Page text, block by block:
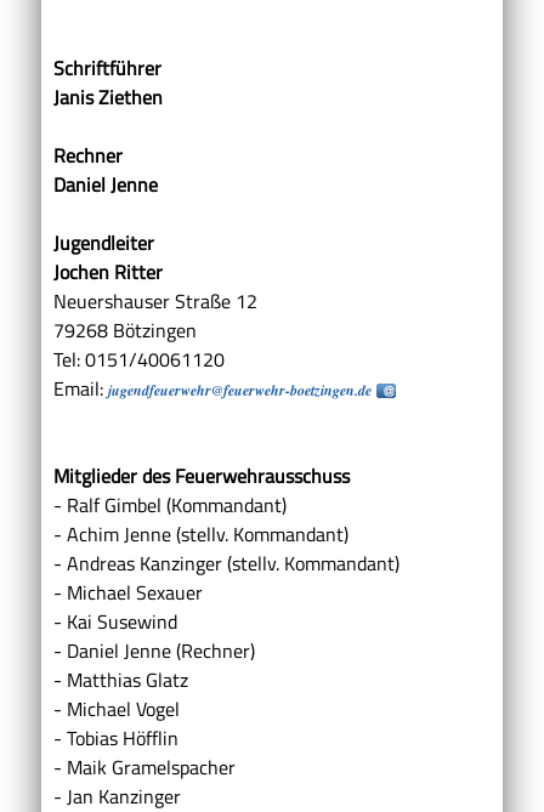
Schriftführer
Janis Ziethen
Rechner
Daniel Jenne
Jugendleiter
Jochen Ritter
Neuershauser Straße 12
79268 Bötzingen
Tel: 0151/40061120
Email:jugendfeuerwehr@feuerwehr-boetzingen.de
Mitglieder des Feuerwehrausschuss
- Ralf Gimbel (Kommandant)
- Achim Jenne (stellv. Kommandant)
- Andreas Kanzinger (stellv. Kommandant)
- Michael Sexauer
- Kai Susewind
- Daniel Jenne (Rechner)
- Matthias Glatz
- Michael Vogel
- Tobias Höfflin
- Maik Gramelspacher
- Jan Kanzinger